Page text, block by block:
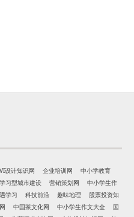
VI设计知识网 企业培训网
中小学教育
学习型城市建设 营销策划网
中小学生作
遇学习 科技前沿 趣味地理
股票投资知
中国茶文化网 中小学生作文大全
国